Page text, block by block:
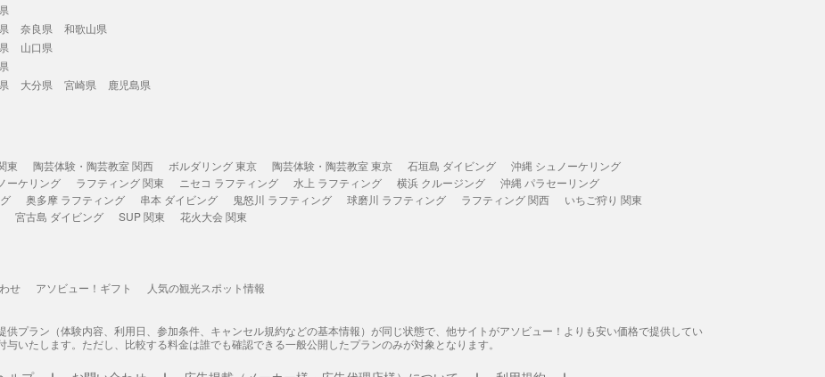
奈良県
和歌山県
山口県
大分県 宮崎県
鹿児島県
東 陶芸体験・陶芸教室 関西 ボルダリング 東京 陶芸体験・陶芸教室 東京 石垣島 ダイビング
沖縄 シュノーケリング
ーケリング ラフティング 関東 ニセコ ラフティング 水上 ラフティング 横浜 クルージング
沖縄 パラセーリング
奥多摩 ラフティング 串本 ダイビング 鬼怒川 ラフティング 球磨川 ラフティング ラフティング 関西
いちご狩り 関東
宮古島 ダイビング SUP 関東 花火大会 関東
せ アソビュー！ギフト 人気の観光スポット情報
プラン（体験内容、利用日、参加条件、キャンセル規約などの基本情報）が同じ状態で、他サイトがアソビュー！よりも安い価格で提供してい
いたします。ただし、比較する料金は誰でも確認できる一般公開したプランのみが対象となります。